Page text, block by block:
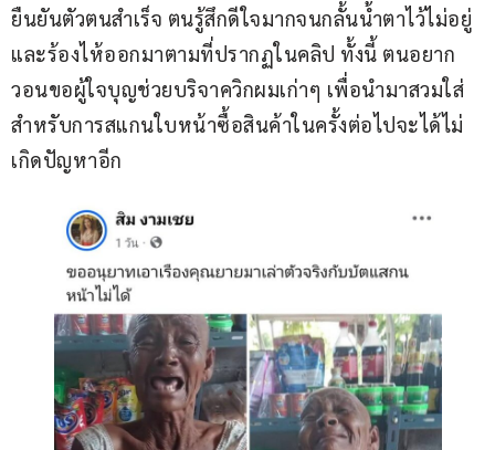
ยืนยันตัวตนสำเร็จ ตนรู้สึกดีใจมากจนกลั้นน้ำตาไว้ไม่อยู่
และร้องไห้ออกมาตามที่ปรากฏในคลิป ทั้งนี้ ตนอยาก
วอนขอผู้ใจบุญช่วยบริจาควิกผมเก่าๆ เพื่อนำมาสวมใส่
สำหรับการสแกนใบหน้าซื้อสินค้าในครั้งต่อไปจะได้ไม่
เกิดปัญหาอีก